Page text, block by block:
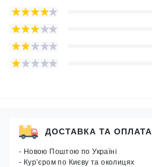
ДОСТАВКА ТА ОПЛАТА
- Новою Поштою по Україні
- Кур’єром по Києву та околицях